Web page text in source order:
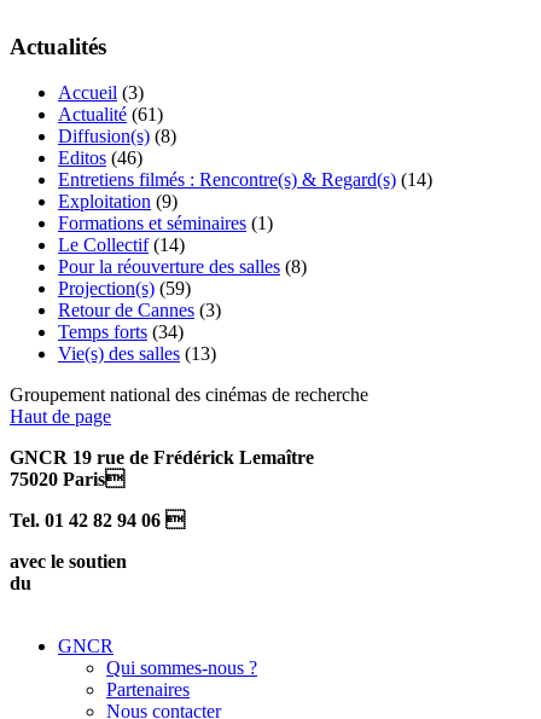
Actualités
Accueil (3)
Actualité (61)
Diffusion(s) (8)
Editos (46)
Entretiens filmés : Rencontre(s) & Regard(s) (14)
Exploitation (9)
Formations et séminaires (1)
Le Collectif(14)
Pour la réouverture des salles (8)
Projection(s) (59)
Retour de Cannes (3)
Temps forts (34)
Vie(s) des salles (13)
Groupement national des cinémas de recherche
Haut de page
GNCR 19 rue de Frédérick Lemaître
75020 Paris
Tel. 01 42 82 94 06 
avec le soutien
du
GNCR
Qui sommes-nous ?
Partenaires
Nous contacter